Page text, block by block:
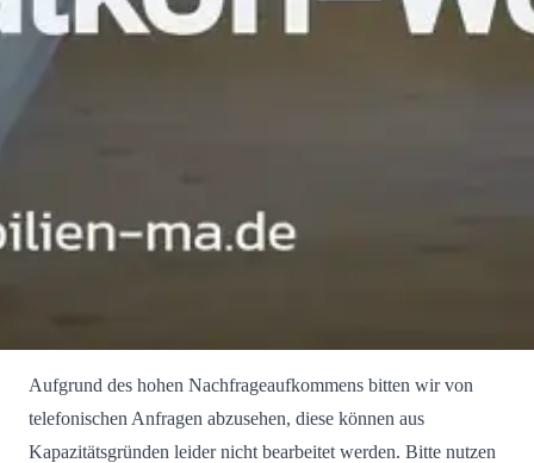
Aufgrund des hohen Nachfrageaufkommens bitten wir von
telefonischen Anfragen abzusehen, diese können aus
Kapazitätsgründen leider nicht bearbeitet werden. Bitte nutzen